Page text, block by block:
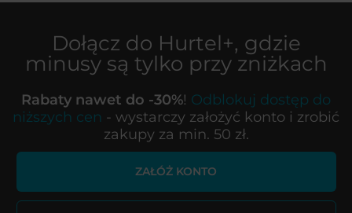
Dołącz do Hurtel+, gdzie
minusy są tylko przy zniżkach
Rabaty nawet do -30%! Odblokuj dostęp do
niższych cen - wystarczy założyć konto i zrobić
zakupy za min. 50 zł.
ZAŁÓŻ KONTO